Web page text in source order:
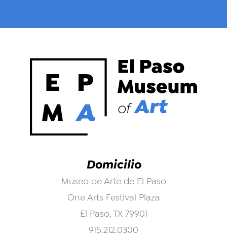
Domicilio
Museo de Arte de El Paso
One Arts Festival Plaza
El Paso, TX 79901
915.212.0300